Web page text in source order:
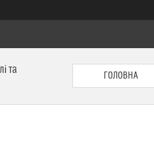
та
ГОЛОВНА